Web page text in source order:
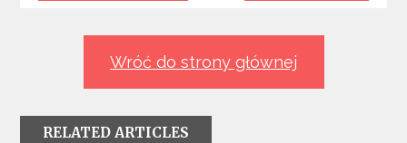
Wróć do strony głównej
RELATED ARTICLES